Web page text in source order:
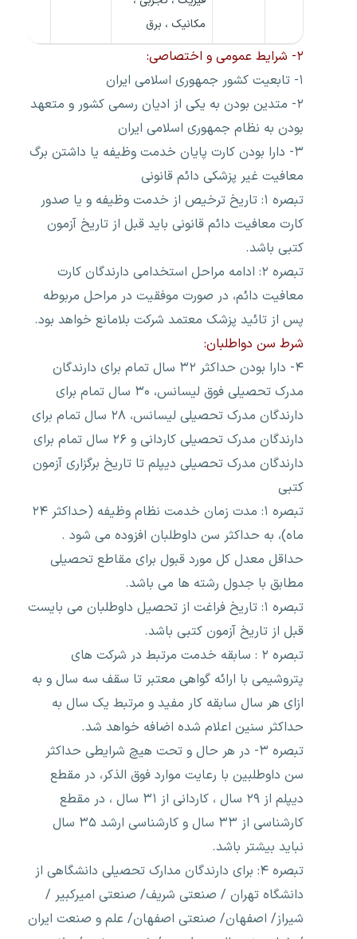
مکانیک ، برق
۲- شرایط عمومی و اختصاصی:
۱- تابعیت کشور جمهوری اسلامی ایران
۲- متدین بودن به یکی از ادیان رسمی کشور و متعهد
بودن به نظام جمهوری اسلامی ایران
۳- دارا بودن کارت پایان خدمت وظیفه یا داشتن برگ
معافیت غیر پزشکی دائم قانونی
تبصره ۱: تاریخ ترخیص از خدمت وظیفه و یا صدور
کارت معافیت دائم قانونی باید قبل از تاریخ آزمون
کتبی باشد.
تبصره ۲: ادامه مراحل استخدامی دارندگان کارت
معافیت دائم، در صورت موفقیت در مراحل مربوطه
پس از تائید پزشک معتمد شرکت بلامانع خواهد بود.
شرط سن دواطلبان:
۴- دارا بودن حداکثر ۳۲ سال تمام برای دارندگان
مدرک تحصیلی فوق لیسانس، ۳۰ سال تمام برای
دارندگان مدرک تحصیلی لیسانس، ۲۸ سال تمام برای
دارندگان مدرک تحصیلی کاردانی و ۲۶ سال تمام برای
دارندگان مدرک تحصیلی دیپلم تا تاریخ برگزاری آزمون
کتبی
تبصره ۱: مدت زمان خدمت نظام وظیفه (حداکثر ۲۴
ماه)، به حداکثر سن داوطلبان افزوده می شود .
حداقل معدل کل مورد قبول برای مقاطع تحصیلی
مطابق با جدول رشته ها می باشد.
تبصره ۱: تاریخ فراغت از تحصیل داوطلبان می بایست
قبل از تاریخ آزمون کتبی باشد.
تبصره ۲ : سابقه خدمت مرتبط در شرکت های
پتروشیمی با ارائه گواهی معتبر تا سقف سه سال و به
ازای هر سال سابقه کار مفید و مرتبط یک سال به
حداکثر سنین اعلام شده اضافه خواهد شد.
تبصره ۳- در هر حال و تحت هیچ شرایطی حداکثر
سن داوطلبین با رعایت موارد فوق الذکر، در مقطع
دیپلم از ۲۹ سال ، کاردانی از ۳۱ سال ، در مقطع
کارشناسی از ۳۳ سال و کارشناسی ارشد ۳۵ سال
نباید بیشتر باشد.
تبصره ۴: برای دارندگان مدارک تحصیلی دانشگاهی از
دانشگاه تهران / صنعتی شریف/ صنعتی امیرکبیر /
شیراز/ اصفهان/ صنعتی اصفهان/ علم و صنعت ایران